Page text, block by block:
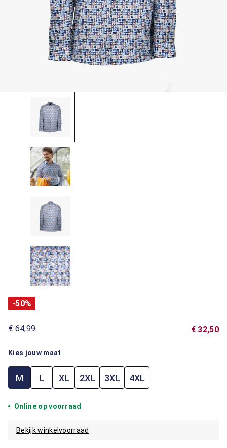
-50%
€ 64,99 € 32,50
Kies jouw maat
M L XL 2XL 3XL 4XL
Online op voorraad
Bekijk winkelvoorraad